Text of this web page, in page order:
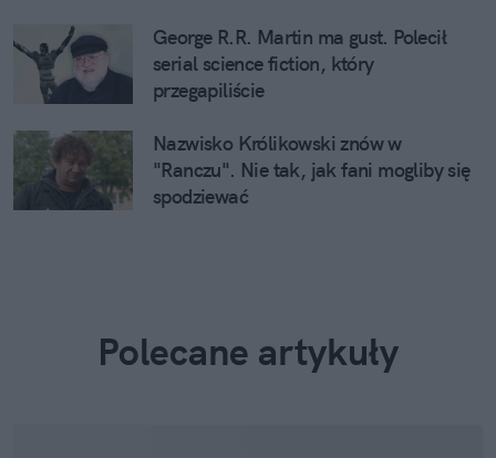
George R.R. Martin ma gust. Polecił
serial science fiction, który
przegapiliście
Nazwisko Królikowski znów w
"Ranczu". Nie tak, jak fani mogliby się
spodziewać
Polecane artykuły